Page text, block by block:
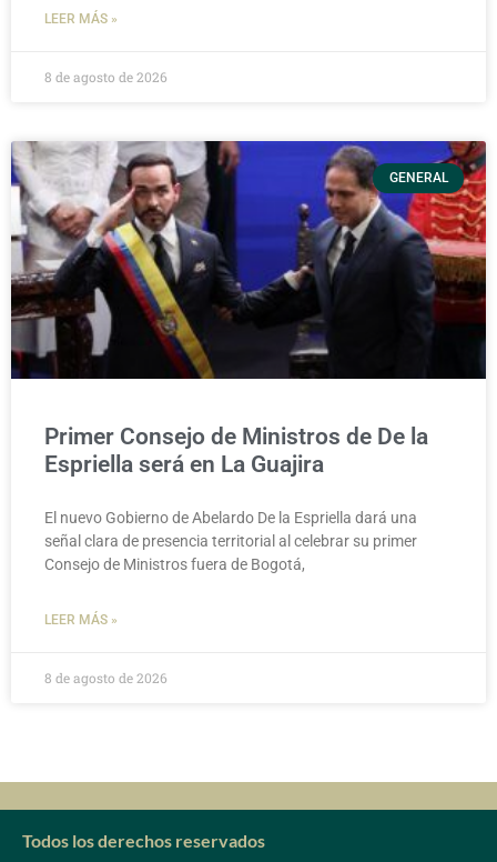
LEER MÁS »
8 de agosto de 2026
GENERAL
Primer Consejo de Ministros de De la
Espriella será en La Guajira
El nuevo Gobierno de Abelardo De la Espriella dará una
señal clara de presencia territorial al celebrar su primer
Consejo de Ministros fuera de Bogotá,
LEER MÁS »
8 de agosto de 2026
Todos los derechos reservados